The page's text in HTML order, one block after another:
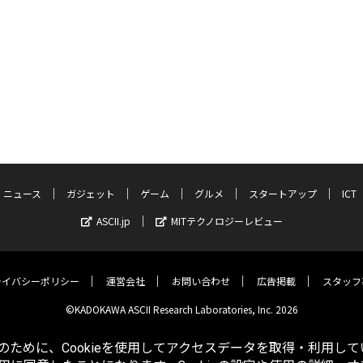
ニュース ガジェット ゲーム グルメ スタートアップ
ICT
ASCII.jp
MITテクノロジーレビュー
バシーポリシー 運営会社 お問い合わせ 広告掲載 スタッ
©KADOKAWA ASCII Research Laboratories, Inc. 2026
めに、Cookieを使用してアクセスデータを取得・利用して